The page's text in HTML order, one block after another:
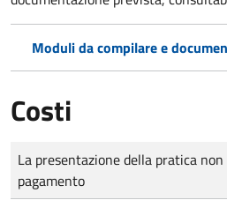
Moduli da compilare e
Costi
Tipo di pagamento
Importo
La presentazione della pratica
pagamento